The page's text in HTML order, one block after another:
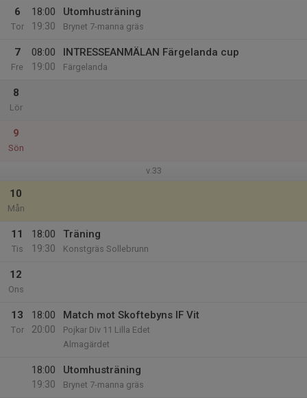
6
Tor
18:00
19:30
Utomhusträning
Brynet 7-manna gräs
7
Fre
08:00
19:00
INTRESSEANMÄLAN Färgelanda cup
Färgelanda
8
Lör
9
Sön
v.33
10
Mån
11
Tis
18:00
19:30
Träning
Konstgräs Sollebrunn
12
Ons
13
Tor
18:00
20:00
Match mot Skoftebyns IF Vit
Pojkar Div 11 Lilla Edet
Almagärdet
18:00
19:30
Utomhusträning
Brynet 7-manna gräs